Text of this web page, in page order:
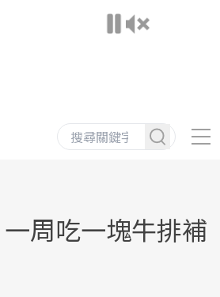
周吃一塊牛排補